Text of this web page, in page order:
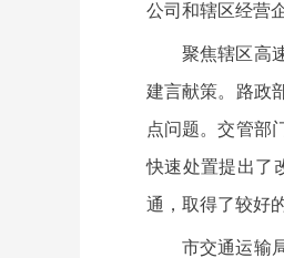
公司和辖区经营
聚焦辖区高
建言献策。路政
点问题。交管部
快速处置提出了
通，取得了较好
市交通运输